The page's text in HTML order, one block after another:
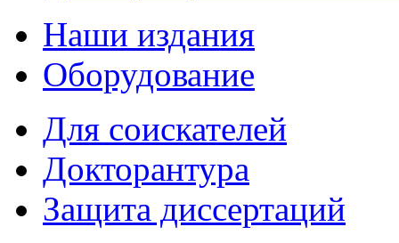
Наши издания
Оборудование
Для соискателей
Докторантура
Защита диссертаций